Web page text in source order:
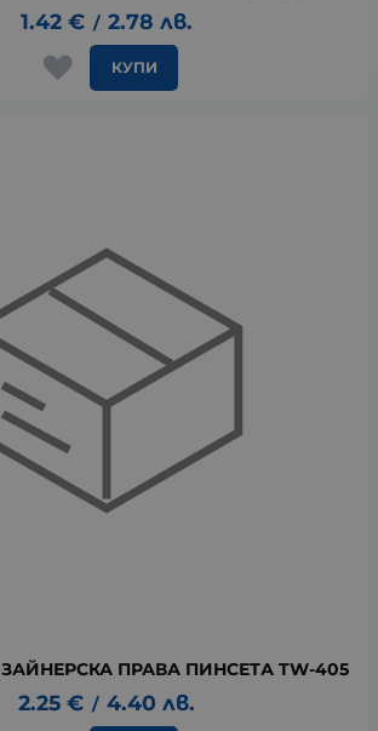
1.42 € / 2.78 лв.
КУПИ
ПРАВА ПИНСЕТА TW-405
2.25 € / 4.40 лв.